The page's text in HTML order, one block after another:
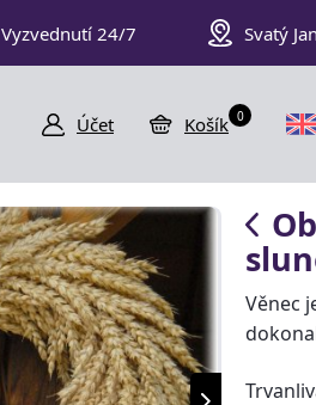
Vyzvednutí 24/7 Svatý
Účet Košík 0
Věnec